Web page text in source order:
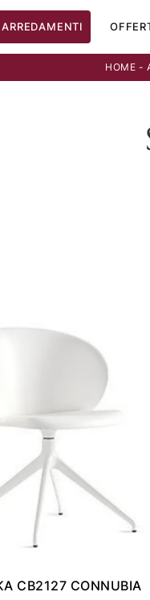
ARREDAMENTI
HOME -
CB2127 CONNUBIA